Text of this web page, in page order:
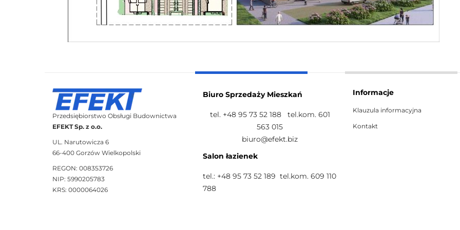
Przedsiębiorstwo Obsługi Budownictwa
EFEKT Sp. z o.o.
UL. Narutowicza 6
66-400 Gorzów Wielkopolski
REGON: 008353726
NIP: 5990205783
KRS: 0000064026
Biuro Sprzedaży Mieszkań
tel. +48 95 73 52 188 tel.kom. 601
563 015
biuro@efekt.biz
Salon łazienek
tel.: +48 95 73 52 189 tel.kom. 609 110
788
Informacje
Klauzula informacyjna
Kontakt